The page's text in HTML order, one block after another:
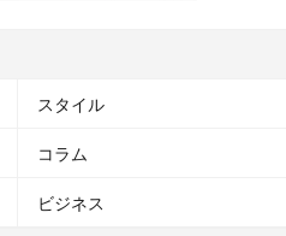
スタイル
コラム
ビジネス